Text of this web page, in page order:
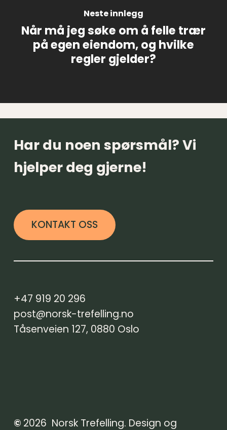
Neste innlegg
Når må jeg søke om å felle trær
på egen eiendom, og hvilke
regler gjelder?
Har du noen spørsmål? Vi
hjelper deg gjerne!
KONTAKT OSS
© 2026 Norsk Trefelling. Design og
+47 919 20 296
post@norsk-trefelling.no
Tåsenveien 127, 0880 Oslo